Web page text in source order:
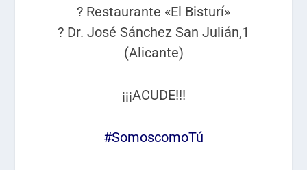
? Restaurante «El Bisturí»
? Dr. José Sánchez San Julián,1
(Alicante)
¡¡¡ACUDE!!!
#SomoscomoTú